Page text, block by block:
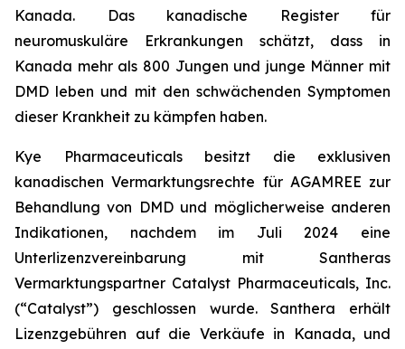
Kanada. Das kanadische Register für
neuromuskuläre Erkrankungen schätzt, dass in
Kanada mehr als 800 Jungen und junge Männer mit
DMD leben und mit den schwächenden Symptomen
dieser Krankheit zu kämpfen haben.
Kye Pharmaceuticals besitzt die exklusiven
kanadischen Vermarktungsrechte für AGAMREE zur
Behandlung von DMD und möglicherweise anderen
Indikationen, nachdem im Juli 2024 eine
Unterlizenzvereinbarung mit Santheras
Vermarktungspartner Catalyst Pharmaceuticals, Inc.
(“Catalyst”) geschlossen wurde. Santhera erhält
Lizenzgebühren auf die Verkäufe in Kanada, und